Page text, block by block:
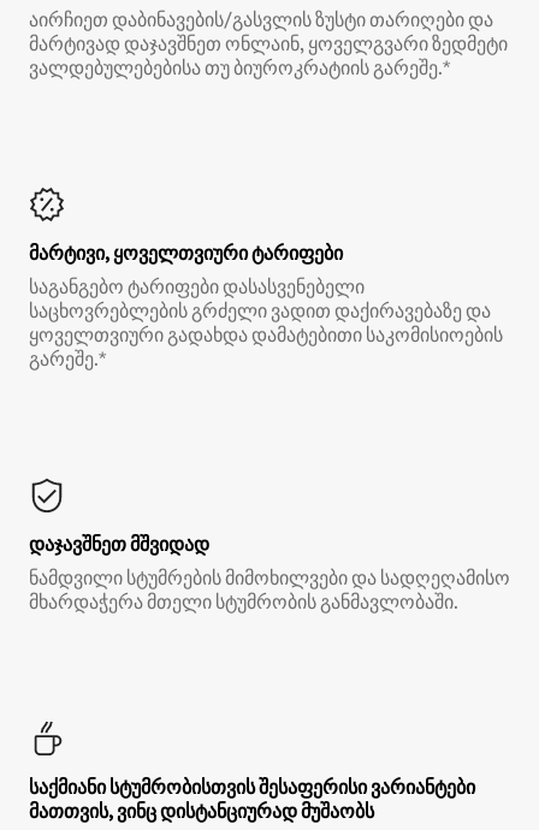
აირჩიეთ დაბინავების/გასვლის ზუსტი თარიღები და
მარტივად დაჯავშნეთ ონლაინ, ყოველგვარი ზედმეტი
ვალდებულებებისა თუ ბიუროკრატიის გარეშე.*
მარტივი, ყოველთვიური ტარიფები
საგანგებო ტარიფები დასასვენებელი
საცხოვრებლების გრძელი ვადით დაქირავებაზე და
ყოველთვიური გადახდა დამატებითი საკომისიოების
გარეშე.*
დაჯავშნეთ მშვიდად
ნამდვილი სტუმრების მიმოხილვები და სადღეღამისო
მხარდაჭერა მთელი სტუმრობის განმავლობაში.
საქმიანი სტუმრობისთვის შესაფერისი ვარიანტები
მათთვის, ვინც დისტანციურად მუშაობს